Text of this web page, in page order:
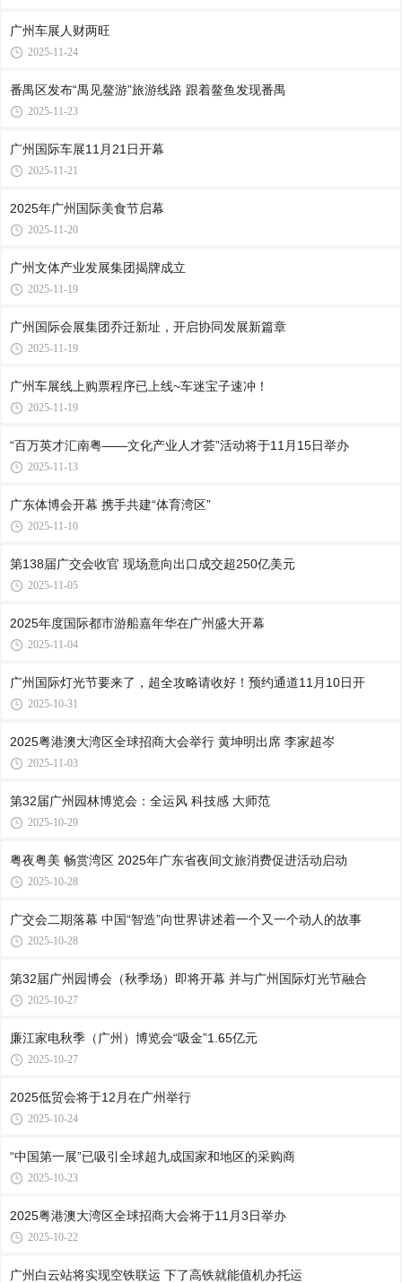
广州车展人财两旺
2025-11-24
番禺区发布“禺见鳌游”旅游线路 跟着鳌鱼发现番禺
2025-11-23
广州国际车展11月21日开幕
2025-11-21
2025年广州国际美食节启幕
2025-11-20
广州文体产业发展集团揭牌成立
2025-11-19
广州国际会展集团乔迁新址，开启协同发展新篇章
2025-11-19
广州车展线上购票程序已上线~车迷宝子速冲！
2025-11-19
“百万英才汇南粤——文化产业人才荟”活动将于11月15日举办
2025-11-13
广东体博会开幕 携手共建“体育湾区”
2025-11-10
第138届广交会收官 现场意向出口成交超250亿美元
2025-11-05
2025年度国际都市游船嘉年华在广州盛大开幕
2025-11-04
广州国际灯光节要来了，超全攻略请收好！预约通道11月10日开
2025-10-31
2025粤港澳大湾区全球招商大会举行 黄坤明出席 李家超岑
2025-11-03
第32届广州园林博览会：全运风 科技感 大师范
2025-10-29
粤夜粤美 畅赏湾区 2025年广东省夜间文旅消费促进活动启动
2025-10-28
广交会二期落幕 中国“智造”向世界讲述着一个又一个动人的故事
2025-10-28
第32届广州园博会（秋季场）即将开幕 并与广州国际灯光节融合
2025-10-27
廉江家电秋季（广州）博览会“吸金”1.65亿元
2025-10-27
2025低贸会将于12月在广州举行
2025-10-24
“中国第一展”已吸引全球超九成国家和地区的采购商
2025-10-23
2025粤港澳大湾区全球招商大会将于11月3日举办
2025-10-22
广州白云站将实现空铁联运 下了高铁就能值机办托运